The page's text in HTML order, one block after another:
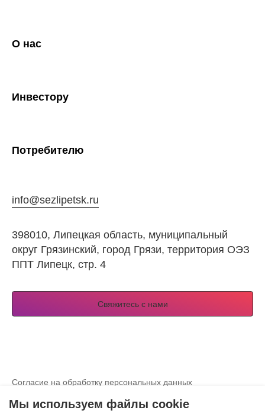
info@sezlipetsk.ru
398010, Липецкая область, муниципальный
округ Грязинский, город Грязи, территория ОЭЗ
ППТ Липецк, стр. 4
Свяжитесь с нами
О нас
Инвестору
Потребителю
Согласие на обработку персональных данных
Мы используем файлы cookie